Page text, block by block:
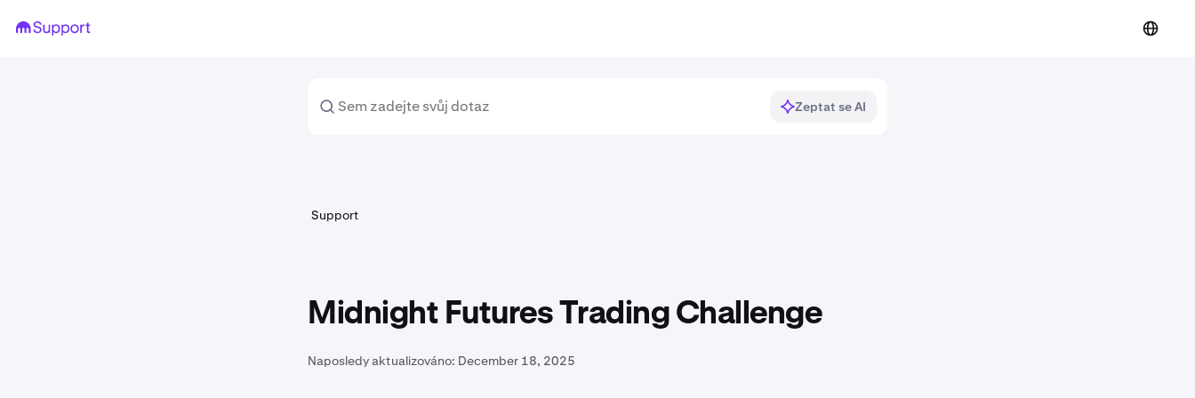
Zeptat se AI
Support
Midnight Futures Trading Challenge
Naposledy aktualizováno: December 18, 2025